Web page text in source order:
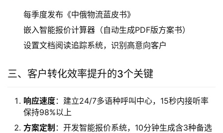
每季度发布《中俄物流蓝皮书》
嵌入智能报价计算器（自动生成PDF版方案书）
设置文档阅读追踪系统，识别高意向客户
三、客户转化效率提升的3个关键
响应速度：建立24/7多语种呼叫中心，15秒内接听率
保持98%以上
方案定制 ：开发智能报价系统，10分钟生成含3种备选